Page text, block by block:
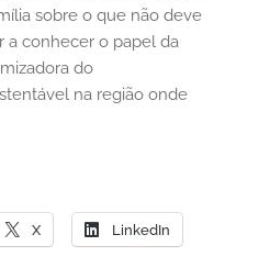
sobre o que não deve
a conhecer o papel da
do
na região onde
X LinkedIn